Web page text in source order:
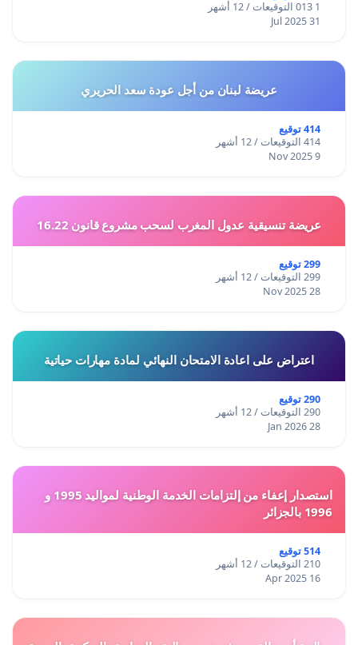
1 013 التوقيعات / 12 أشهر
31 Jul 2025
عريضة لبنان من أجل عودة سعد الحريري
414 توقيع
414 التوقيعات / 12 أشهر
9 Nov 2025
عريضة تنسيقية عدول المغرب لسحب مشروع قانون 16.22
299 توقيع
299 التوقيعات / 12 أشهر
28 Nov 2025
اعتراض على اعادة الامتحان النهائي لمادة مهارات حياتية
290 توقيع
290 التوقيعات / 12 أشهر
28 Jan 2026
استصدار إعفاء من إلتزامات الخدمة الوطنية لمواليد 1995 و
1996 بالجزائر
514 توقيع
210 التوقيعات / 12 أشهر
16 Apr 2025